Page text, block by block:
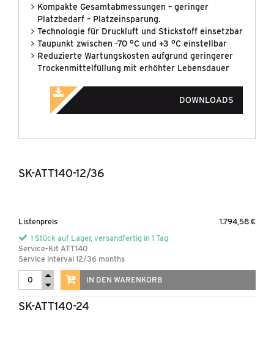
GASGENERATOREN
KONDENSATTECHNIK
KÜHLUNG&KÄLTETECHNIK
NEUE BAUREIHEN
MARKEN
KONTAKT & DOWNLOADS
Kompakte Gesamtabmessungen – geringer
Platzbedarf – Platzeinsparung.
Technologie für Druckluft und Stickstoff einsetzbar
Taupunkt zwischen -70 °C und +3 °C einstellbar
Reduzierte Wartungskosten aufgrund geringerer
Trockenmittelfüllung mit erhöhter Lebensdauer
DOWNLOADS
SK-ATT140-12/36
Listenpreis
1.794,58 €
1 Stück auf Lager, versandfertig in 1 Tag
Service-Kit ATT140
Service interval 12/36 months
IN DEN WARENKORB
SK-ATT140-24